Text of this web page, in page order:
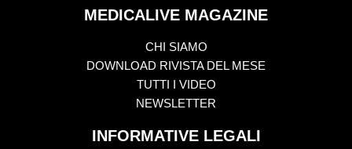
MEDICALIVE MAGAZINE
CHI SIAMO
DOWNLOAD RIVISTA DEL MESE
TUTTI I VIDEO
NEWSLETTER
INFORMATIVE LEGALI